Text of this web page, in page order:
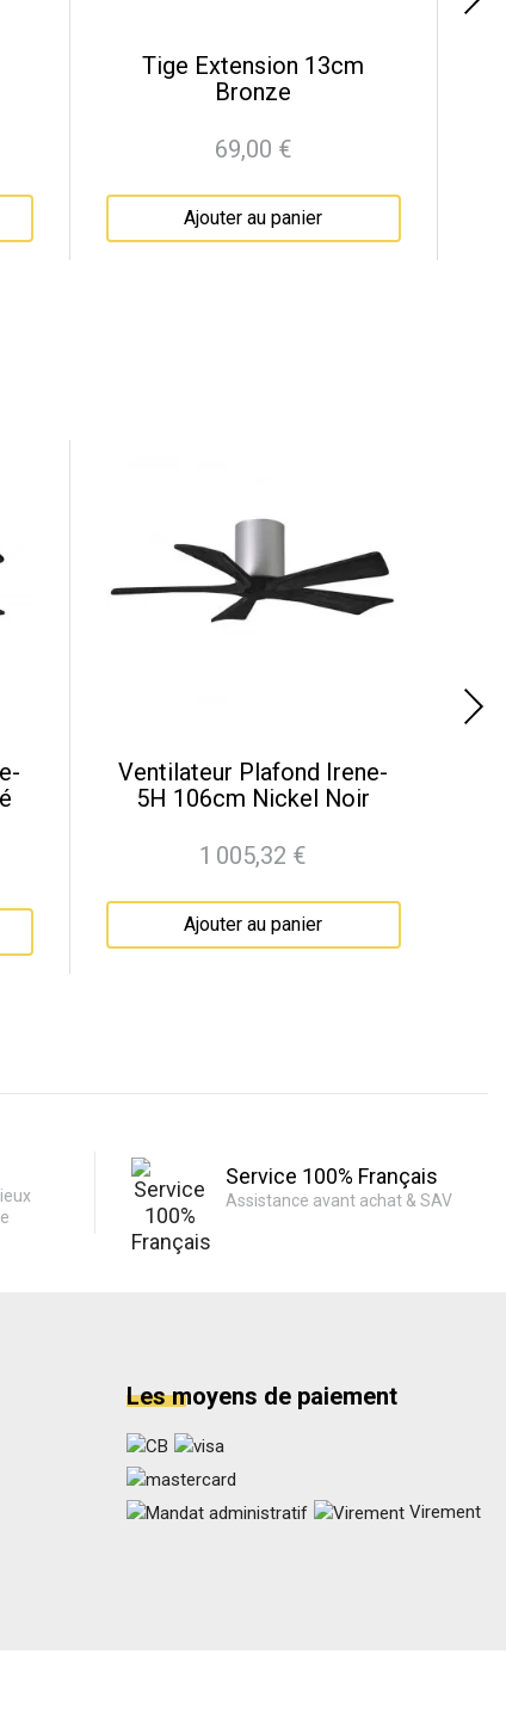
Tige Extension 13cm
Bronze
Prix
69,00 €
Ajouter au panier
Ventilateur Plafond Irene-
5H 106cm Nickel Noir
Prix
1 005,32 €
Ajouter au panier
Service 100% Français
Assistance avant achat & SAV
Les moyens de paiement
Virement